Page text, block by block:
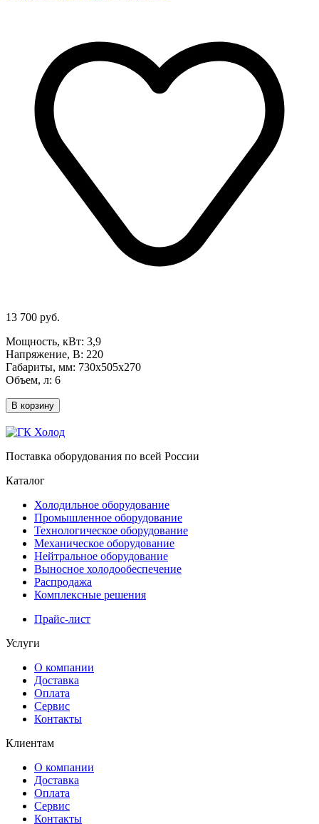
13 700 руб.
Мощность, кВт: 3,9
Напряжение, В: 220
Габариты, мм: 730x505x270
Объем, л: 6
В корзину
Поставка оборудования по всей России
Каталог
Холодильное оборудование
Промышленное оборудование
Технологическое оборудование
Механическое оборудование
Нейтральное оборудование
Выносное холодообеспечение
Распродажа
Комплексные решения
Прайс-лист
Услуги
О компании
Доставка
Оплата
Сервис
Контакты
Клиентам
О компании
Доставка
Оплата
Сервис
Контакты